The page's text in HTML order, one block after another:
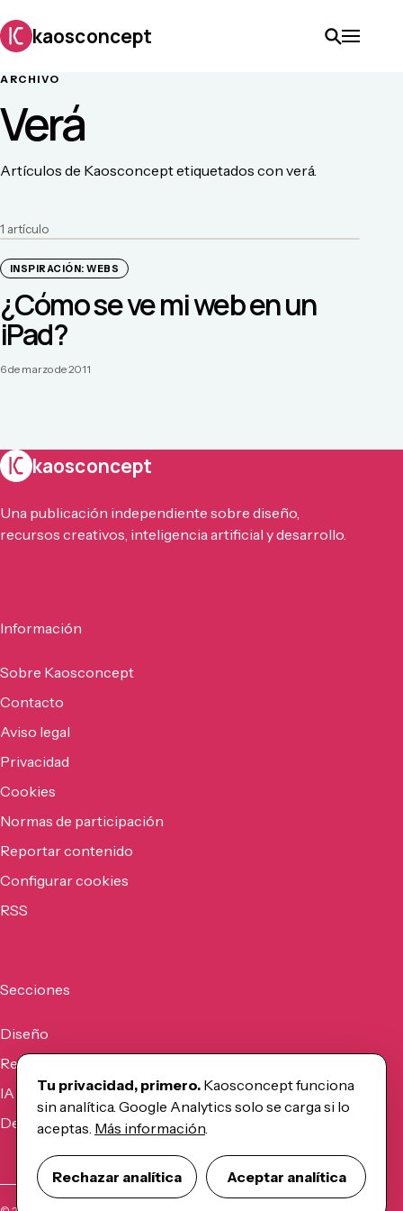
kaosconcept
ARCHIVO
Verá
Artículos de Kaosconcept etiquetados con verá.
1 artículo
INSPIRACIÓN: WEBS
¿Cómo se ve mi web en un
iPad?
6 de marzo de 2011
kaosconcept
Una publicación independiente sobre diseño,
recursos creativos, inteligencia artificial y desarrollo.
Información
Sobre Kaosconcept
Contacto
Aviso legal
Privacidad
Cookies
Normas de participación
Reportar contenido
Configurar cookies
RSS
Secciones
Diseño
Recursos
IA
Desarrollo
Tu privacidad, primero. Kaosconcept funciona
sin analítica. Google Analytics solo se carga si lo
aceptas. Más información.
Rechazar analítica Aceptar analítica